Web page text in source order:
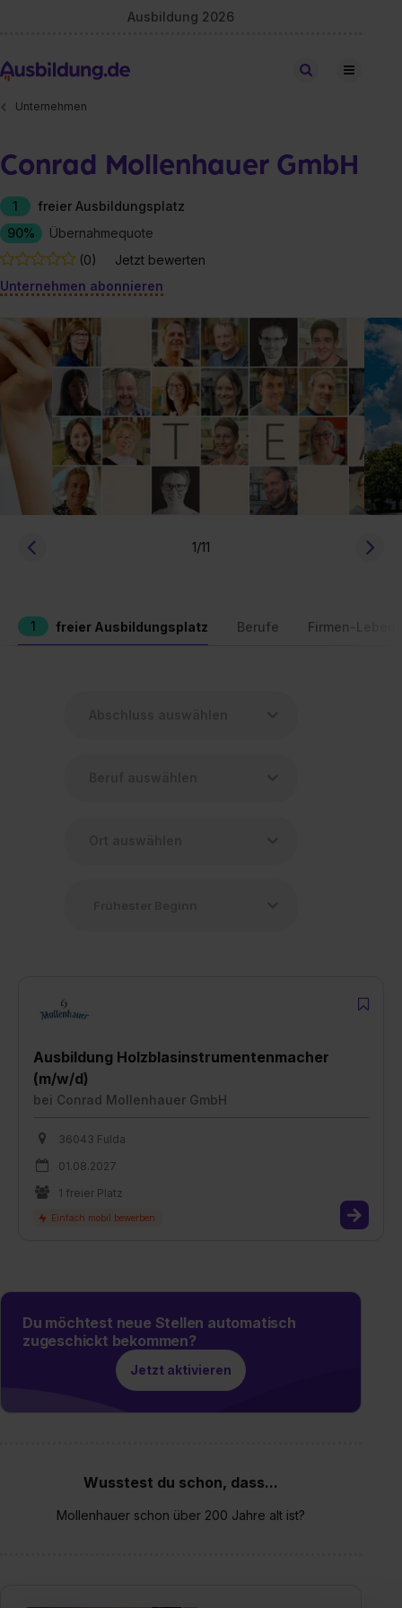
Ausbildung 2026
Stellen finden
Unternehmen
Conrad Mollenhauer GmbH
1
freier Ausbildungsplatz
90%
Übernahmequote
(0)
Jetzt bewerten
Unternehmen abonnieren
1/11
1 freier Ausbildungsplatz Berufe Firmen-
Ausbildung Holzblasinstrumentenmacher
(m/w/d)
bei Conrad Mollenhauer GmbH
36043 Fulda
01.08.2027
1 freier Platz
Du möchtest neue Stellen automatisch
zugeschickt bekommen?
Jetzt aktivieren
Wusstest du schon, dass...
Mollenhauer schon über 200 Jahre alt ist?